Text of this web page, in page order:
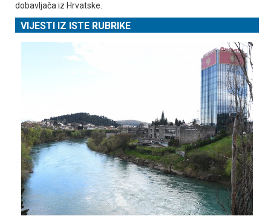
dobavljača iz Hrvatske.
VIJESTI IZ ISTE RUBRIKE